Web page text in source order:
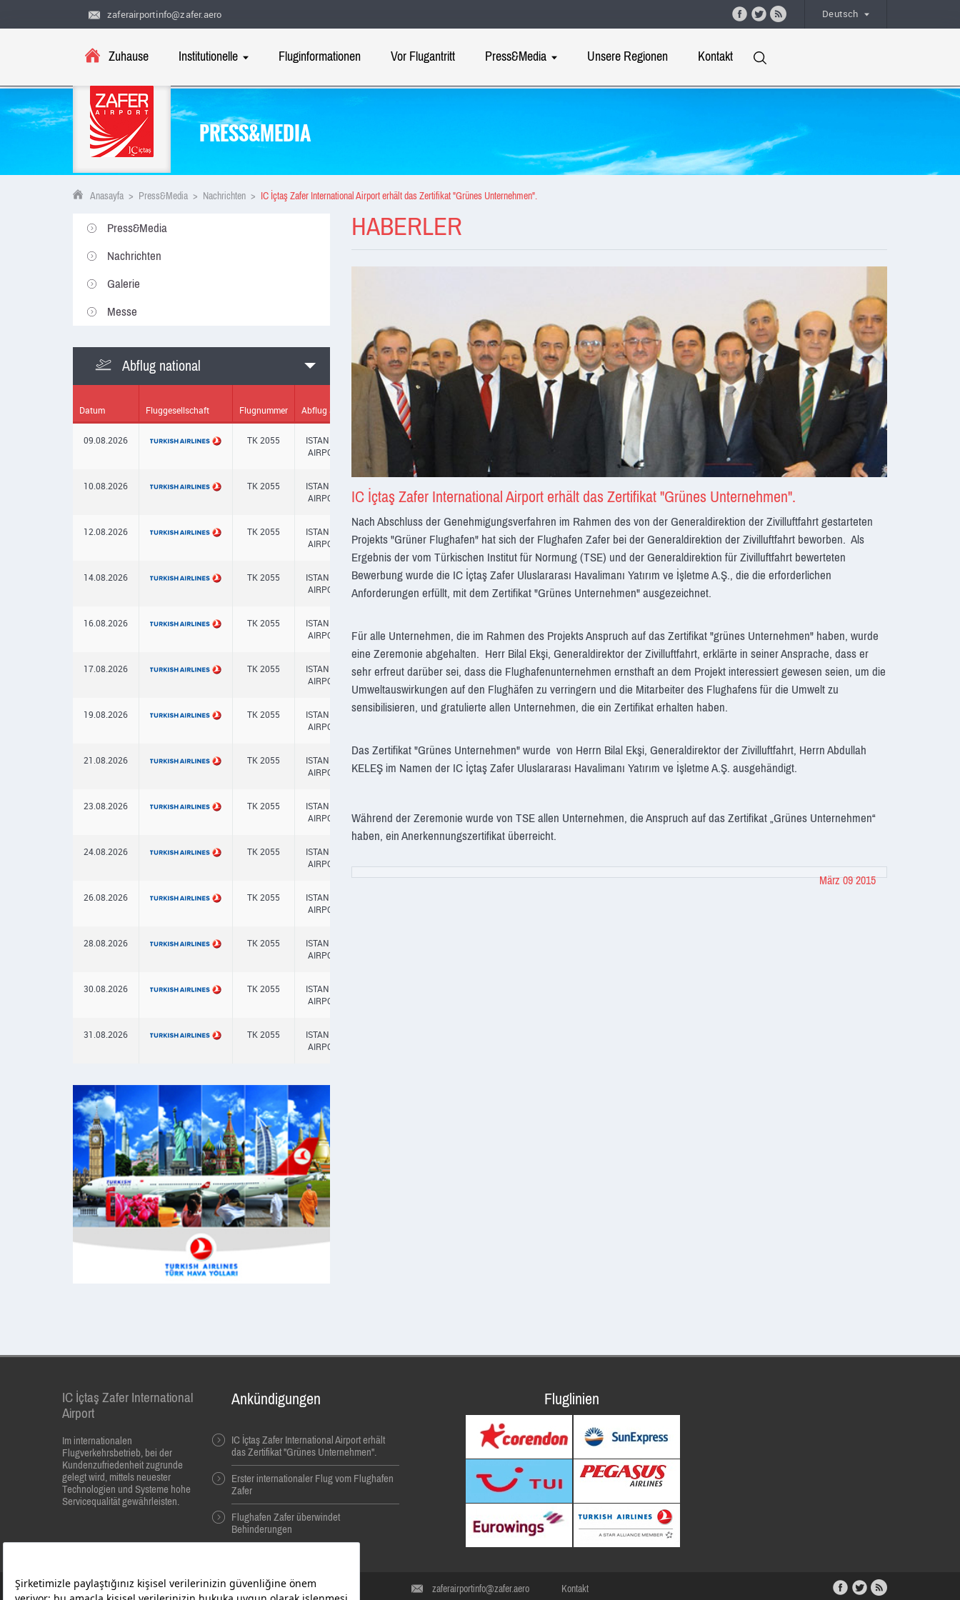
zaferairportinfo@zafer.aero Deutsch
Zuhause Institutionelle Fluginformationen Vor Flugantritt Press&Media Unsere Regionen Kontakt
PRESS&MEDIA
Anasayfa > Press&Media > Nachrichten > IC İçtaş Zafer International Airport erhält das Zertifikat "Grünes Unternehmen".
Press&Media
Nachrichten
Galerie
Messe
Abflug national
Datum Fluggesellschaft Flugnummer Abflug aus Zwischenlandeplatz
Geschätzte
Ankunftszeit
Anmerkung
09.08.2026 TK 2055
ISTANBUL
AIRPORT
10.08.2026 TK 2055
ISTANBUL
AIRPORT
12.08.2026 TK 2055
ISTANBUL
AIRPORT
14.08.2026 TK 2055
ISTANBUL
AIRPORT
14:45
16.08.2026 TK 2055
ISTANBUL
AIRPORT
17.08.2026 TK 2055
ISTANBUL
AIRPORT
14:45 CANCELLED
19.08.2026 TK 2055
ISTANBUL
AIRPORT
14:45
21.08.2026 TK 2055
ISTANBUL
AIRPORT
14:45
23.08.2026 TK 2055
ISTANBUL
AIRPORT
24.08.2026 TK 2055
ISTANBUL
AIRPORT
26.08.2026 TK 2055
ISTANBUL
AIRPORT
28.08.2026 TK 2055
ISTANBUL
AIRPORT
30.08.2026 TK 2055
ISTANBUL
AIRPORT
31.08.2026 TK 2055
ISTANBUL
AIRPORT
HABERLER
IC İçtaş Zafer International Airport erhält das Zertifikat "Grünes Unternehmen".
Nach Abschluss der Genehmigungsverfahren im Rahmen des von der Generaldirektion der Zivilluftfahrt gestarteten
Projekts "Grüner Flughafen" hat sich der Flughafen Zafer bei der Generaldirektion der Zivilluftfahrt beworben. Als
Ergebnis der vom Türkischen Institut für Normung (TSE) und der Generaldirektion für Zivilluftfahrt bewerteten
Bewerbung wurde die IC İçtaş Zafer Uluslararası Havalimanı Yatırım ve İşletme A.Ş., die die erforderlichen
Anforderungen erfüllt, mit dem Zertifikat "Grünes Unternehmen" ausgezeichnet.
Für alle Unternehmen, die im Rahmen des Projekts Anspruch auf das Zertifikat "grünes Unternehmen" haben, wurde
eine Zeremonie abgehalten. Herr Bilal Ekşi, Generaldirektor der Zivilluftfahrt, erklärte in seiner Ansprache, dass er
sehr erfreut darüber sei, dass die Flughafenunternehmen ernsthaft an dem Projekt interessiert gewesen seien, um die
Umweltauswirkungen auf den Flughäfen zu verringern und die Mitarbeiter des Flughafens für die Umwelt zu
sensibilisieren, und gratulierte allen Unternehmen, die ein Zertifikat erhalten haben.
Das Zertifikat "Grünes Unternehmen" wurde von Herrn Bilal Ekşi, Generaldirektor der Zivilluftfahrt, Herrn Abdullah
KELEŞ im Namen der IC İçtaş Zafer Uluslararası Havalimanı Yatırım ve İşletme A.Ş. ausgehändigt.
Während der Zeremonie wurde von TSE allen Unternehmen, die Anspruch auf das Zertifikat „Grünes Unternehmen“
haben, ein Anerkennungszertifikat überreicht.
März 09 2015
IC İçtaş Zafer International
Airport
Im internationalen
Flugverkehrsbetrieb, bei der
Kundenzufriedenheit zugrunde
gelegt wird, mittels neuester
Technologien und Systeme hohe
Servicequalität gewährleisten.
Ankündigungen
IC İçtaş Zafer International Airport erhält
das Zertifikat "Grünes Unternehmen".
Erster internationaler Flug vom Flughafen
Zafer
Flughafen Zafer überwindet
Behinderungen
Fluglinien
© 2014 Alle Rechte Vorbehalten. İbrahim Çeçen Yatırım HoldingZafer Flughafen zaferairportinfo@zafer.aero Kontakt